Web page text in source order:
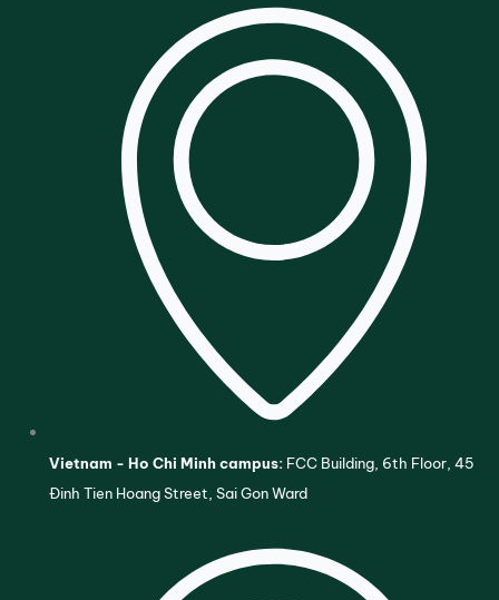
Vietnam - Ho Chi Minh campus:FCC Building, 6th Floor, 45
Đinh Tien Hoang Street, Sai Gon Ward